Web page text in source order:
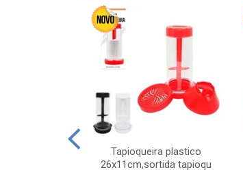
Tapioqueira plastico
26x11cm,sortida tapioqu